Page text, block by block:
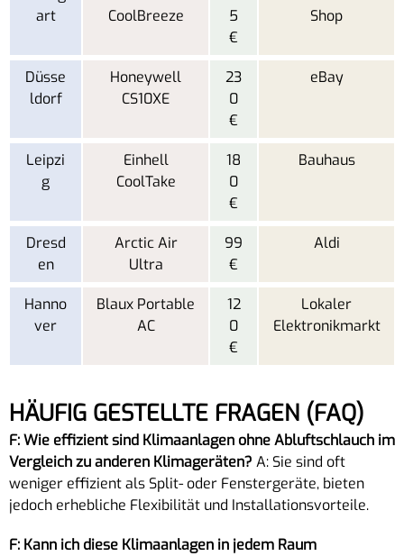
art
CoolBreeze
5
€
Shop
Düsse
ldorf
Honeywell
CS10XE
23
0
€
eBay
Leipzi
g
Einhell
CoolTake
18
0
€
Bauhaus
Dresd
en
Arctic Air
Ultra
99
€
Aldi
Hanno
ver
Blaux Portable
AC
12
0
€
Lokaler
Elektronikmarkt
HÄUFIG GESTELLTE FRAGEN (FAQ)
F: Wie effizient sind Klimaanlagen ohne Abluftschlauch im
Vergleich zu anderen Klimageräten? A: Sie sind oft
weniger effizient als Split- oder Fenstergeräte, bieten
jedoch erhebliche Flexibilität und Installationsvorteile.
F: Kann ich diese Klimaanlagen in jedem Raum